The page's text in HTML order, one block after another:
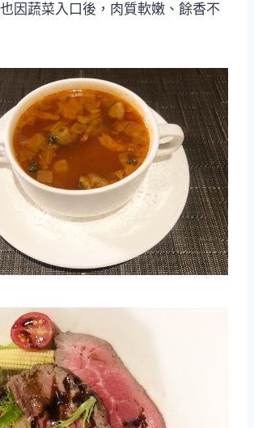
因蔬菜入口後，肉質軟嫩、餘香不